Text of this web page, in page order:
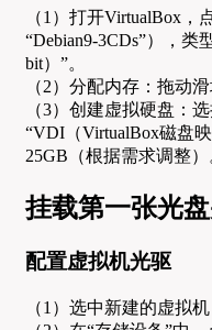
（1）打开VirtualBox，
“Debian9-3CDs”），类
bit）”。
（2）分配内存：拖动
（3）创建虚拟硬盘：
“VDI（VirtualBox磁盘
25GB（根据需求调整）
挂载第一张光
配置虚拟机光驱
（1）选中新建的虚拟